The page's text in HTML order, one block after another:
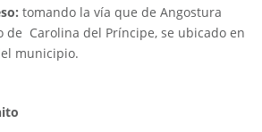
tomando la vía que de Angostura
de Carolina del Príncipe, se ubicado en
municipio.